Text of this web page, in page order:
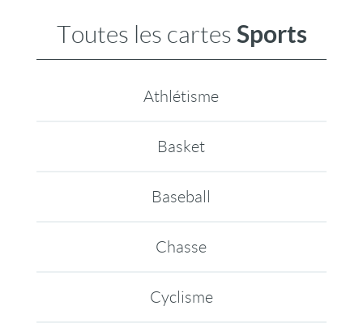
Toutes les cartes Sports
Athlétisme
Basket
Baseball
Chasse
Cyclisme